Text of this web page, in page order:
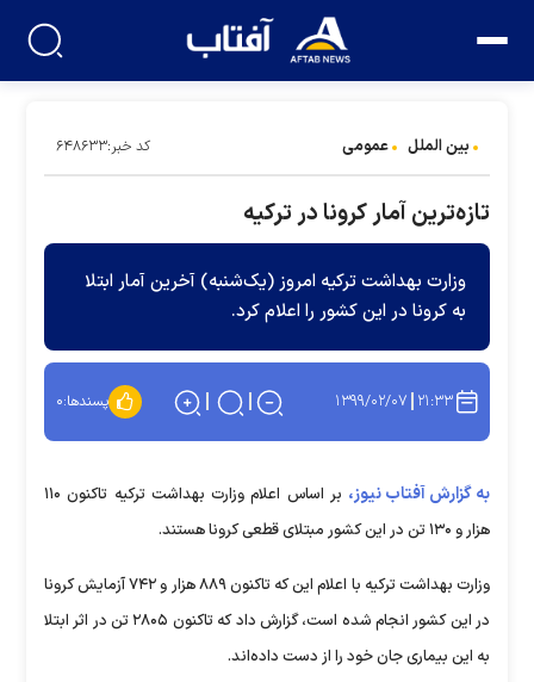
بین الملل عمومی کد خبر:۶۴۸۶۳۳
تازه‌ترین آمار کرونا در ترکیه
وزارت بهداشت ترکیه امروز (یک‌شنبه) آخرین آمار ابتلا
به کرونا در این کشور را اعلام کرد.
۲۱:۳۳ ۱۳۹۹/۰۲/۰۷ پسندها:۰
به گزارش آفتاب نیوز،
بر اساس اعلام وزارت بهداشت ترکیه تاکنون ۱۱۰
هزار و ۱۳۰ تن در این کشور مبتلای قطعی کرونا هستند.
وزارت بهداشت ترکیه با اعلام این که تاکنون ۸۸۹ هزار و ۷۴۲ آزمایش کرونا
در این کشور انجام شده است، گزارش داد که تاکنون ۲۸۰۵ تن در اثر ابتلا
به این بیماری جان خود را از دست داده‌اند.